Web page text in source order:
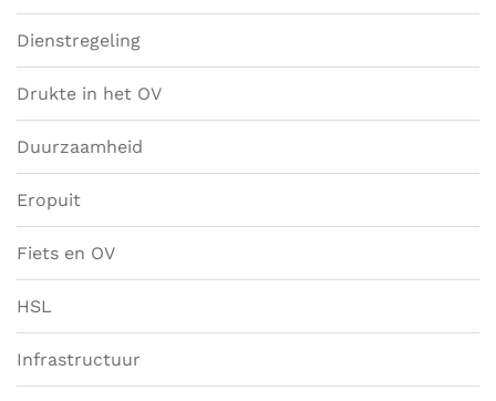
Dienstregeling
Drukte in het OV
Duurzaamheid
Eropuit
Fiets en OV
HSL
Infrastructuur